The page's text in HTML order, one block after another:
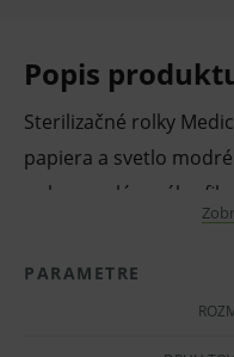
Popis
Sterilizačné rolky
papiera a svetlo
polypropylénového
rôznych veľkostí.
jednoducho
mikrobiologickú
PARAMETRE